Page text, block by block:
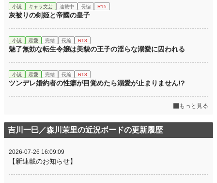
小説 キャラ文芸 連載中 長編 R15
灰被りの剣姫と帝國の皇子
小説 恋愛 完結 長編 R18
魅了無効な転生令嬢は美貌の王子の淫らな溺愛に囚われる
小説 恋愛 完結 長編 R18
ツンデレ婚約者の性癖が目覚めたら溺愛が止まりません!?
もっと見る
吉川一巳／森川茉里の近況ボードの更新履歴
2026-07-26 16:09:09
【新連載のお知らせ】